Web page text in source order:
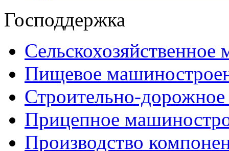
Господдержка
Пищевое
Строительно-
Прицепное
Производство